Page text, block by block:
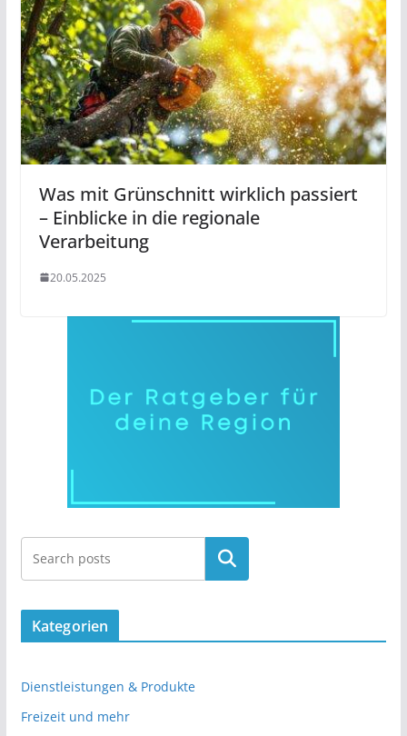
Was mit Grünschnitt wirklich passiert
– Einblicke in die regionale
Verarbeitung
20.05.2025
Kategorien
Dienstleistungen & Produkte
Freizeit und mehr